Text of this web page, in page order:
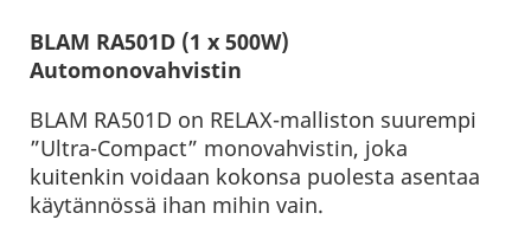
BLAM RA501D (1 x 500W)
Automonovahvistin
BLAM RA501D on RELAX-malliston suurempi
”Ultra-Compact” monovahvistin, joka
kuitenkin voidaan kokonsa puolesta asentaa
käytännössä ihan mihin vain.